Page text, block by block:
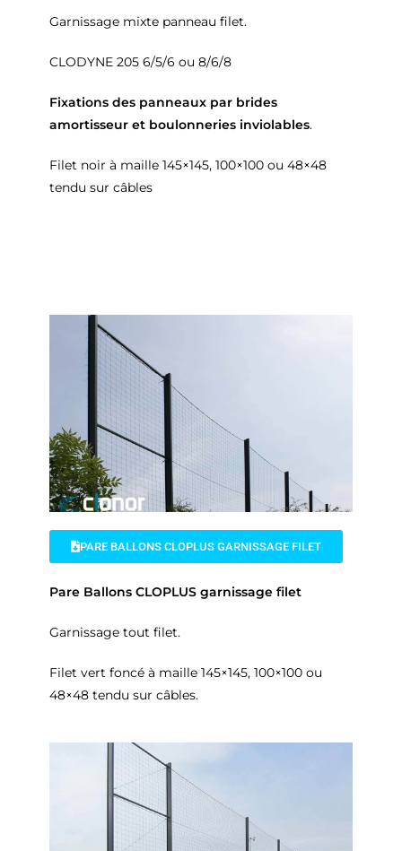
Garnissage mixte panneau filet.
CLODYNE 205 6/5/6 ou 8/6/8
Fixations des panneaux par brides
amortisseur et boulonneries inviolables.
Filet noir à maille 145×145, 100×100 ou 48×48
tendu sur câbles
PARE BALLONS CLOPLUS GARNISSAGE FILET
Pare Ballons CLOPLUS garnissage filet
Garnissage tout filet.
Filet vert foncé à maille 145×145, 100×100 ou
48×48 tendu sur câbles.